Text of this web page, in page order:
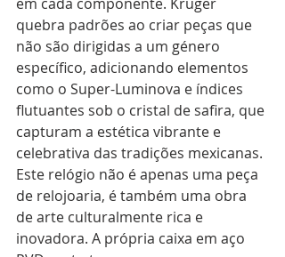
quebra padrões ao criar peças que
não são dirigidas a um género
específico, adicionando elementos
como o Super-Luminova e índices
flutuantes sob o cristal de safira, que
capturam a estética vibrante e
celebrativa das tradições mexicanas.
Este relógio não é apenas uma peça
de relojoaria, é também uma obra
de arte culturalmente rica e
inovadora. A própria caixa em aço